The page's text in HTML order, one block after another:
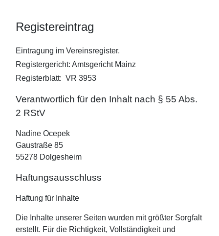
Registereintrag
Eintragung im Vereinsregister.
Registergericht: Amtsgericht Mainz
Registerblatt: VR 3953
Verantwortlich für den Inhalt nach § 55 Abs.
2 RStV
Nadine Ocepek
Gaustraße 85
55278 Dolgesheim
Haftungsausschluss
Haftung für Inhalte
Die Inhalte unserer Seiten wurden mit größter Sorgfalt
erstellt. Für die Richtigkeit, Vollständigkeit und